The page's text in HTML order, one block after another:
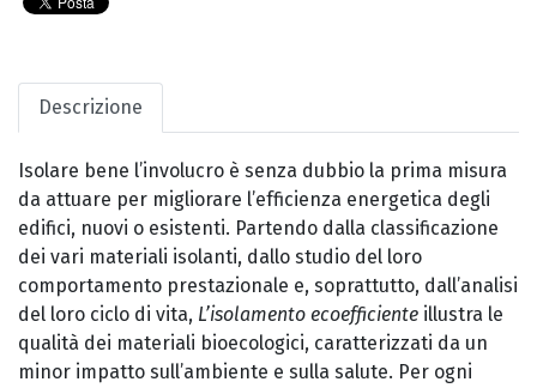
Descrizione
Isolare bene l’involucro è senza dubbio la prima misura
da attuare per migliorare l’efficienza energetica degli
edifici, nuovi o esistenti. Partendo dalla classificazione
dei vari materiali isolanti, dallo studio del loro
comportamento prestazionale e, soprattutto, dall’analisi
del loro ciclo di vita, L’isolamento ecoefficiente illustra le
qualità dei materiali bioecologici, caratterizzati da un
minor impatto sull’ambiente e sulla salute. Per ogni